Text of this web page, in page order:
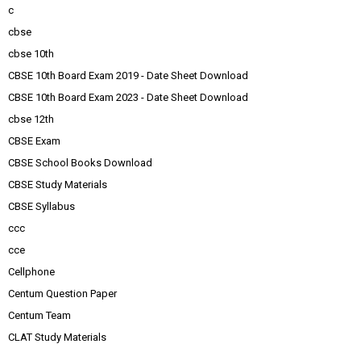
c
cbse
cbse 10th
CBSE 10th Board Exam 2019 - Date Sheet Download
CBSE 10th Board Exam 2023 - Date Sheet Download
cbse 12th
CBSE Exam
CBSE School Books Download
CBSE Study Materials
CBSE Syllabus
ccc
cce
Cellphone
Centum Question Paper
Centum Team
CLAT Study Materials